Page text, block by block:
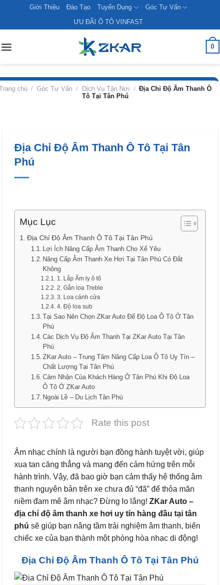
content
Giới Thiệu Đào Tạo Tuyển Dụng
Góc Tư Vấn
ƯU ĐÃI Ô TÔ VINFAST
0
chủ / Góc Tư Vấn / Dịch Vụ Tận Nơi / Địa Chỉ Độ Âm Thanh Ô
Tô Tại Tân Phú
Địa Chỉ Độ Âm Thanh Ô Tô Tại Tân
Phú
Mục Lục
Địa Chỉ Độ Âm Thanh Ô Tô Tại Tân Phú
Lợi Ích Nâng Cấp Âm Thanh Cho Xế Yêu
Nâng Cấp Âm Thanh Xe Hơi Tại Tân Phú Có Đắt
Không
1. Lắp Âm ly ô tô
2. Gắn loa Treble
3. Loa cánh cửa
4. Độ loa sub
Tại Sao Nên Chọn ZKar Auto Để Độ Loa Ô Tô Ở Tân
Phú
Các Dịch Vụ Độ Âm Thanh Tại ZKar Auto Tại Tân
Phú
ZKar Auto – Trung Tâm Nâng Cấp Loa Ô Tô Uy Tín –
Chất Lượng Tại Tân Phú
Cảm Nhận Của Khách Hàng Ở Tân Phú Khi Độ Loa
Ô Tô Ở ZKar Auto
Ngoài Lề – Du Lịch Tân Phú
Rate this post
Âm nhạc chính là người bạn đồng hành tuyệt vời, giúp
xua tan căng thẳng và mang đến cảm hứng trên mỗi
hành trình. Vậy, đã bao giờ bạn cảm thấy hệ thống âm
thanh nguyên bản trên xe chưa đủ “đã” để thỏa mãn
niềm đam mê âm nhạc? Đừng lo lắng! ZKar Auto –
địa chỉ độ âm thanh xe hơi uy tín hàng đầu tại tân
phú sẽ giúp bạn nâng tầm trải nghiệm âm thanh, biến
chiếc xe của bạn thành một phòng hòa nhạc di động!
Địa Chỉ Độ Âm Thanh Ô Tô Tại Tân Phú